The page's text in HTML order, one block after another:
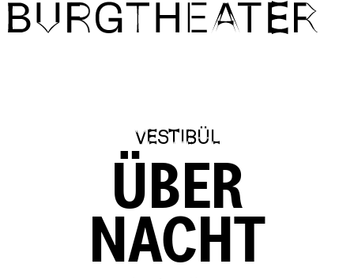
Direkt zum Inhalt
ÜBER
NACHT
VESTIBÜL